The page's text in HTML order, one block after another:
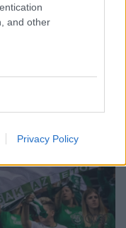
and other
Privacy Policy